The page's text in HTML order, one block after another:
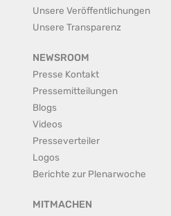
Unsere Veröffentlichungen
Unsere Transparenz
NEWSROOM
Presse Kontakt
Pressemitteilungen
Blogs
Videos
Presseverteiler
Logos
Berichte zur Plenarwoche
MITMACHEN